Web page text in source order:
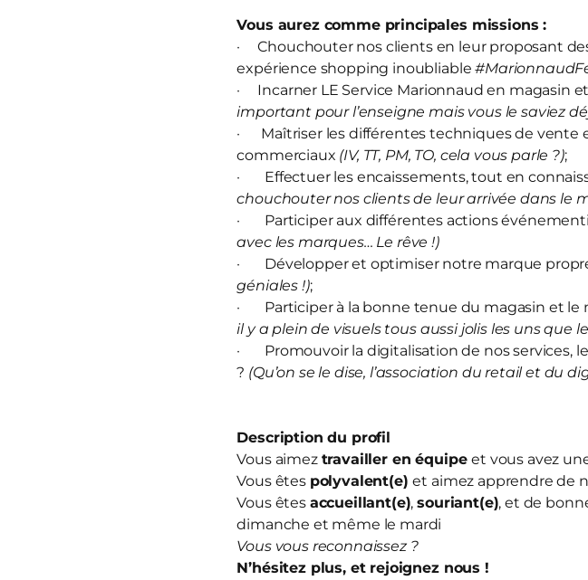
Vous aurez comme principales missions :
· Chouchouter nos clients en leur proposant
expérience shopping inoubliable
· Incarner LE Service Marionnaud en magasin
important pour l’enseigne mais vous le saviez
· Maîtriser les différentes techniques de vente
commerciaux (IV, TT, PM, TO, cela vous parle ?);
· Effectuer les encaissements, tout en
chouchouter nos clients de leur arrivée dans le
· Participer aux différentes actions
avec les marques… Le rêve !)
· Développer et optimiser notre marque
géniales !);
· Participer à la bonne tenue du magasin et le
il y a plein de visuels tous aussi jolis les uns que
· Promouvoir la digitalisation de nos services,
? (Qu’on se le dise, l’association du retail et du
Description du profil
Vous aimez travailler en équipeet vous avez
Vous êtes polyvalent(e)et aimez apprendre de
Vous êtes accueillant(e),souriant(e), et de
dimanche et même le mardi
Vous vous reconnaissez ?
N’hésitez plus, et rejoignez nous !